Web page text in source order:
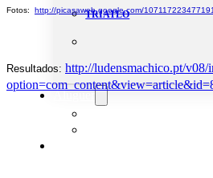
TRIATLO
Aluguer
Fotos: http://picasaweb.google.com/
Resultados: http://ludensmachico.pt/v08/